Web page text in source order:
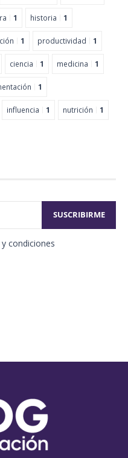
1 historia 1
1 productividad 1
ciencia 1 medicina 1
1
influencia 1 nutrición 1
condiciones